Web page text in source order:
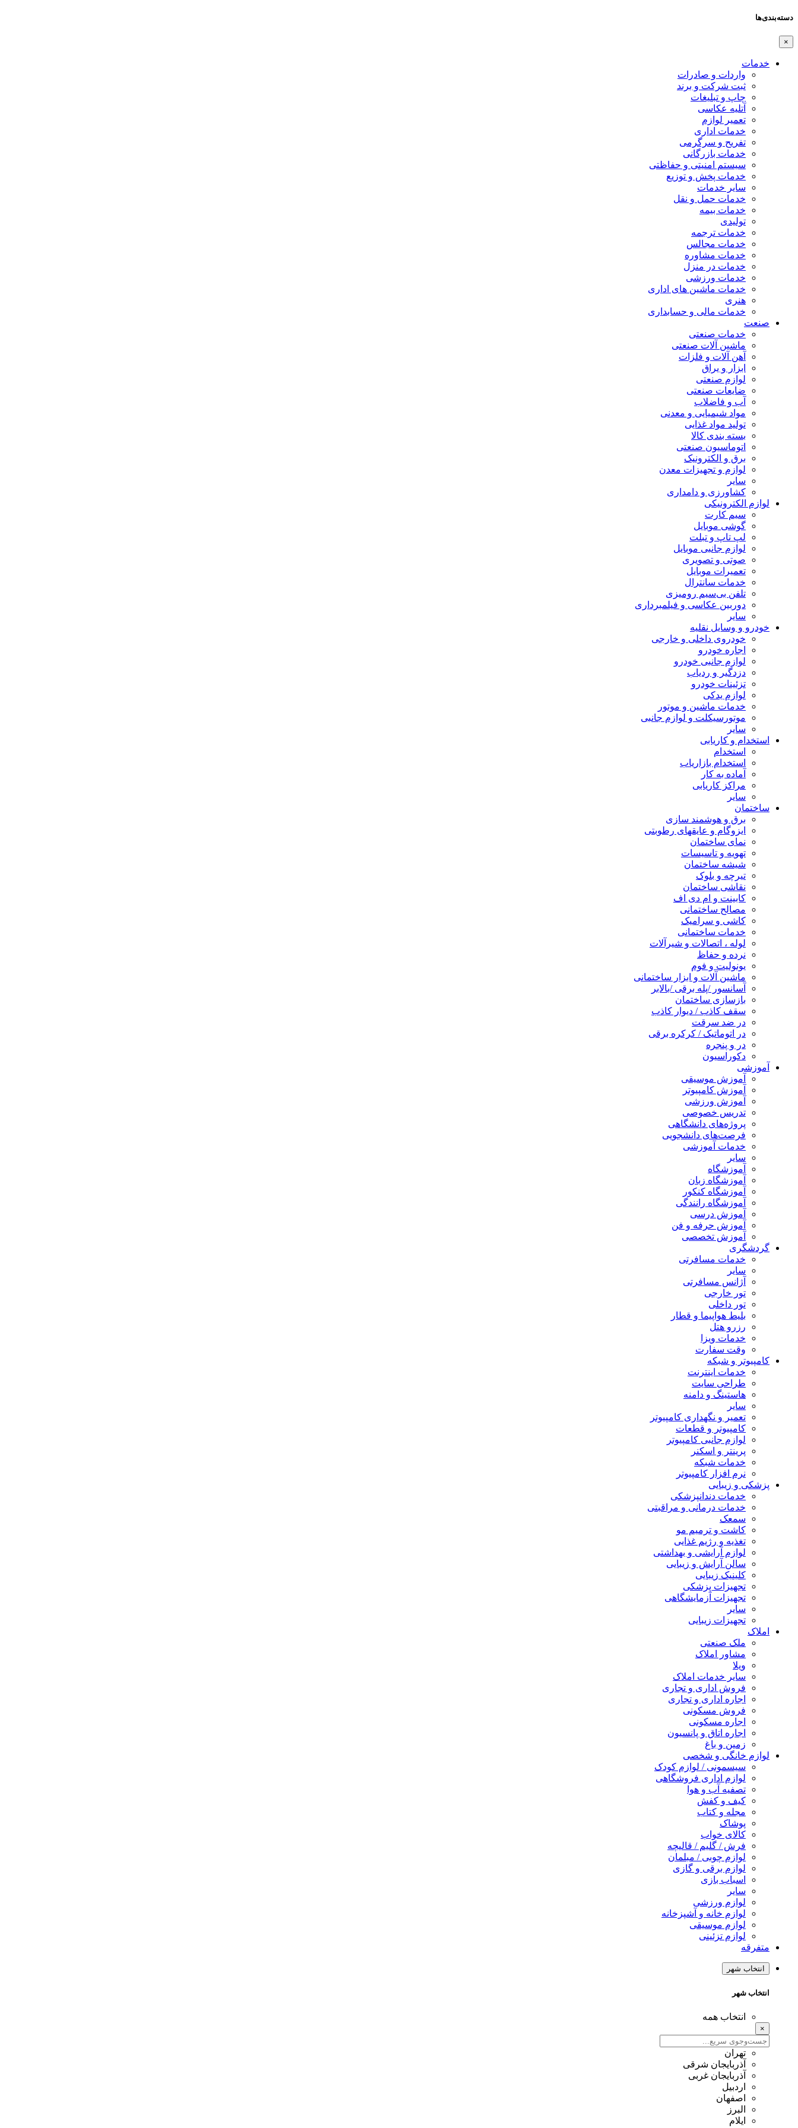
دسته‌بندی‌ها
×
خدمات
واردات و صادرات
ثبت شرکت و برند
چاپ و تبلیغات
آتلیه عکاسی
تعمیر لوازم
خدمات اداری
تفریح و سرگرمی
خدمات بازرگانی
سیستم امنیتی و حفاظتی
خدمات پخش و توزیع
سایر خدمات
خدمات حمل و نقل
خدمات بیمه
تولیدی
خدمات ترجمه
خدمات مجالس
خدمات مشاوره
خدمات در منزل
خدمات ورزشی
خدمات ماشین های اداری
هنری
خدمات مالی و حسابداری
صنعت
خدمات صنعتی
ماشین آلات صنعتی
آهن آلات و فلزات
ابزار و یراق
لوازم صنعتی
ضایعات صنعتی
آب و فاضلاب
مواد شیمیایی و معدنی
تولید مواد غذایی
بسته بندی کالا
اتوماسیون صنعتی
برق و الکترونیک
لوازم و تجهیزات معدن
سایر
کشاورزی و دامداری
لوازم الکترونیکی
سیم کارت
گوشی موبایل
لپ تاپ و تبلت
لوازم جانبی موبایل
صوتی و تصویری
تعمیرات موبایل
خدمات سانترال
تلفن بی‌سیم رومیزی
دوربین عکاسی و فیلمبرداری
سایر
خودرو و وسایل نقلیه
خودروی داخلی و خارجی
اجاره خودرو
لوازم جانبی خودرو
دزدگیر و ردیاب
تزئینات خودرو
لوازم یدکی
خدمات ماشین و موتور
موتورسیکلت و لوازم جانبی
سایر
استخدام و کاریابی
استخدام
استخدام بازاریاب
آماده به کار
مراکز کاریابی
سایر
ساختمان
برق و هوشمند سازی
ایزوگام و عایقهای رطوبتی
نمای ساختمان
تهویه و تاسیسات
شیشه ساختمان
تیرچه و بلوک
نقاشی ساختمان
کابینت و ام دی اف
مصالح ساختمانی
کاشی و سرامیک
خدمات ساختمانی
لوله ، اتصالات و شیرآلات
نرده و حفاظ
یونولیت و فوم
ماشین آلات و ابزار ساختمانی
آسانسور /پله برقی /بالابر
بازسازی ساختمان
سقف کاذب / دیوار کاذب
در ضد سرقت
در اتوماتیک / کرکره برقی
در و پنجره
دکوراسیون
آموزشی
آموزش موسیقی
آموزش کامپیوتر
آموزش ورزشی
تدریس خصوصی
پروژه‌های دانشگاهی
فرصت‌های دانشجویی
خدمات آموزشی
سایر
آموزشگاه
آموزشگاه زبان
آموزشگاه کنکور
آموزشگاه رانندگی
آموزش درسی
آموزش حرفه و فن
آموزش تخصصی
گردشگری
خدمات مسافرتی
سایر
آژانس مسافرتی
تور خارجی
تور داخلی
بلیط هواپیما و قطار
رزرو هتل
خدمات ویزا
وقت سفارت
کامپیوتر و شبکه
خدمات اینترنت
طراحی سایت
هاستینگ و دامنه
سایر
تعمیر و نگهداری کامپیوتر
کامپیوتر و قطعات
لوازم جانبی کامپیوتر
پرینتر و اسکنر
خدمات شبکه
نرم افزار کامپیوتر
پزشکی و زیبایی
خدمات دندانپزشکی
خدمات درمانی و مراقبتی
سمعک
کاشت و ترمیم مو
تغذیه و رژیم غذایی
لوازم آرایشی و بهداشتی
سالن آرایش و زیبایی
کلینیک زیبایی
تجهیزات پزشکی
تجهیزات آزمایشگاهی
سایر
تجهیزات زیبایی
املاک
ملک صنعتی
مشاور املاک
ویلا
سایر خدمات املاک
فروش اداری و تجاری
اجاره اداری و تجاری
فروش مسکونی
اجاره مسکونی
اجاره اتاق و پانسیون
زمین و باغ
لوازم خانگی و شخصی
سیسمونی / لوازم کودک
لوازم اداری فروشگاهی
تصفیه آب و هوا
کیف و کفش
مجله و کتاب
پوشاک
کالای خواب
فرش / گلیم / قالیچه
لوازم چوبی / مبلمان
لوازم برقی و گازی
اسباب بازی
سایر
لوازم ورزشی
لوازم خانه و آشپزخانه
لوازم موسیقی
لوازم تزئینی
متفرقه
انتخاب شهر
انتخاب شهر
انتخاب همه
×
تهران
آذربایجان شرقی
آذربایجان غربی
اردبیل
اصفهان
البرز
ایلام